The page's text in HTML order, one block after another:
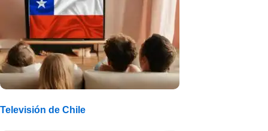
Televisión de Chile